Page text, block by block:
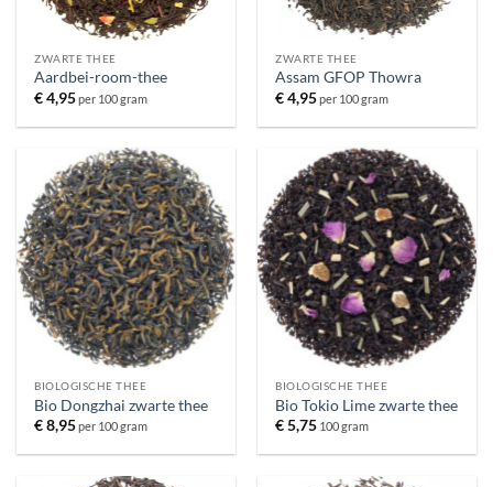
ZWARTE THEE
Aardbei-room-thee
€4,95per 100 gram
ZWARTE THEE
Assam GFOP Thowra
€4,95per 100 gram
BIOLOGISCHE THEE
Bio Dongzhai zwarte thee
€8,95per 100 gram
BIOLOGISCHE THEE
Bio Tokio Lime zwarte thee
€5,75 100 gram